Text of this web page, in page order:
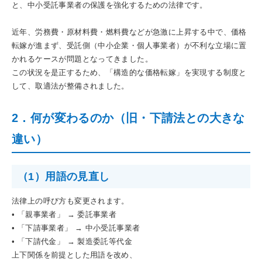
と、中小受託事業者の保護を強化するための法律です。
近年、労務費・原材料費・燃料費などが急激に上昇する中で、価格
転嫁が進まず、受託側（中小企業・個人事業者）が不利な立場に置
かれるケースが問題となってきました。
この状況を是正するため、「構造的な価格転嫁」を実現する制度と
して、取適法が整備されました。
2．何が変わるのか（旧・下請法との大きな
違い）
（1）用語の見直し
法律上の呼び方も変更されます。
• 「親事業者」 → 委託事業者
• 「下請事業者」 → 中小受託事業者
• 「下請代金」 → 製造委託等代金
上下関係を前提とした用語を改め、